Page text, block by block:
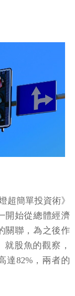
超簡單投資術》
開始從總體經濟
關聯，為之後作
股魚的觀察，
達82%，兩者的